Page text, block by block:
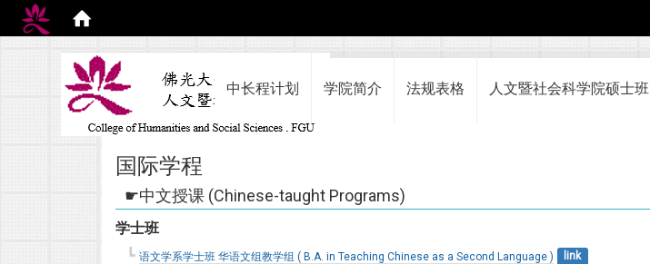
中长程计划
学院简介 法规表格 人文暨社会科学院硕士班
国际学程
中文授课 (Chinese-taught Programs)
学士班
语文学系学士班 华语文组教学组 ( B.A. in Teaching Chinese as a Second Language ) link